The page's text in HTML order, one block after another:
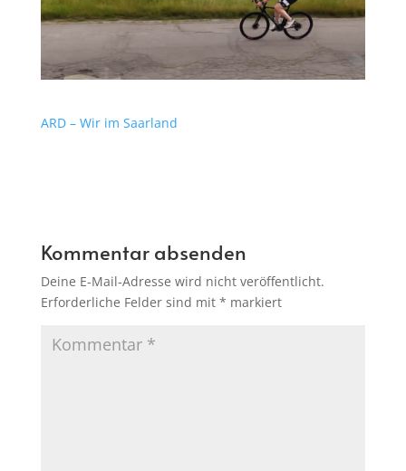
ARD – Wir im Saarland
Kommentar absenden
Deine E-Mail-Adresse wird nicht veröffentlicht.
Erforderliche Felder sind mit * markiert